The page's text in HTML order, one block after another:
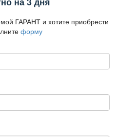
ГАРАНТ и хотите приобрести
форму